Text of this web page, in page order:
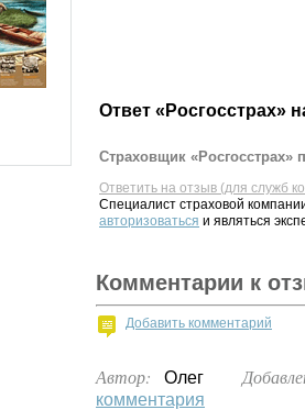
Ответ «Росгосстрах»
Страховщик «Росгосстрах»
Ответить на отзыв (для служб
Специалист страховой
авторизоваться и являться
Комментарии к
Добавить комментарий
Автор: Олег
комментария